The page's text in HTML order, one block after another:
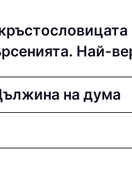
Най-
на дума